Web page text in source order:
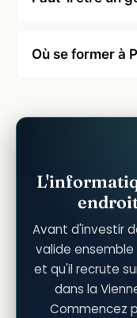
Où se former à
Avant d'investir
valide
et qu'il recrute
dans la
Commencez